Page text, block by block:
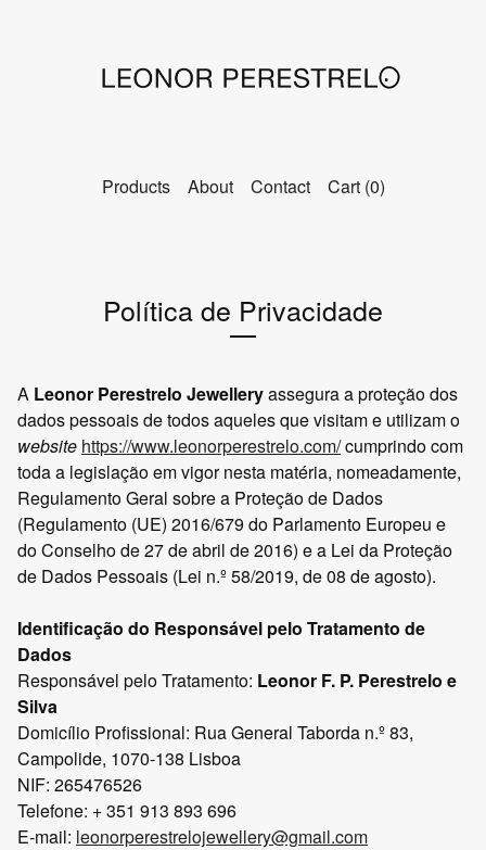
Products About Contact Cart (0)
Política de Privacidade
A Leonor Perestrelo Jewelleryassegura a proteção dos
dados pessoais de todos aqueles que visitam e utilizam o
website https://www.leonorperestrelo.com/cumprindo com
toda a legislação em vigor nesta matéria, nomeadamente,
Regulamento Geral sobre a Proteção de Dados
(Regulamento (UE) 2016/679 do Parlamento Europeu e
do Conselho de 27 de abril de 2016) e a Lei da Proteção
de Dados Pessoais (Lei n.º 58/2019, de 08 de agosto).
Identificação do Responsável pelo Tratamento de
Dados
Responsável pelo Tratamento: Leonor F. P. Perestrelo e
Silva
Domicílio Profissional: Rua General Taborda n.º 83,
Campolide, 1070-138 Lisboa
NIF: 265476526
Telefone: + 351 913 893 696
E-mail: leonorperestrelojewellery@gmail.com